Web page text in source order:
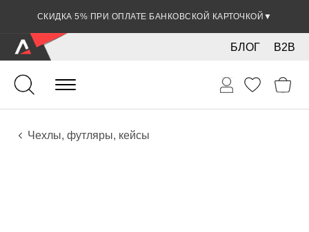
СКИДКА 5% ПРИ ОПЛАТЕ БАНКОВСКОЙ КАРТОЧКОЙ ▼
B2B
БЛОГ
Гитары
Электро инструменты
Аксессуары
Чехлы, футляры, кейсы